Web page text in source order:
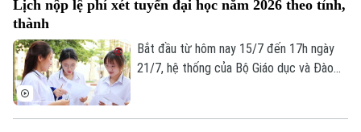
Theo dõi Hà Nội On
Lịch nộp lệ phí xét tuyển đại học năm 2026 theo tỉnh,
thành
Bắt đầu từ hôm nay 15/7 đến 17h ngày
21/7, hệ thống của Bộ Giáo dục và Đào